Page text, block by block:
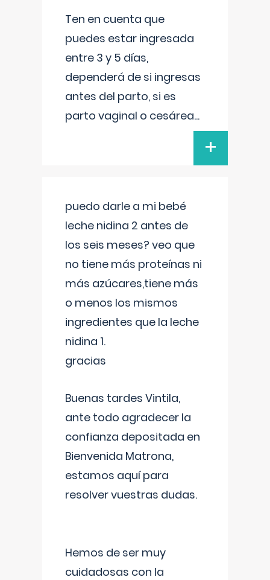
Ten en cuenta que
puedes estar ingresada
entre 3 y 5 días,
dependerá de si ingresas
antes del parto, si es
parto vaginal o cesárea...
+
puedo darle a mi bebé
leche nidina 2 antes de
los seis meses? veo que
no tiene más proteínas ni
más azúcares,tiene más
o menos los mismos
ingredientes que la leche
nidina 1.
gracias
Buenas tardes Vintila,
ante todo agradecer la
confianza depositada en
Bienvenida Matrona,
estamos aquí para
resolver vuestras dudas.
Hemos de ser muy
cuidadosas con la